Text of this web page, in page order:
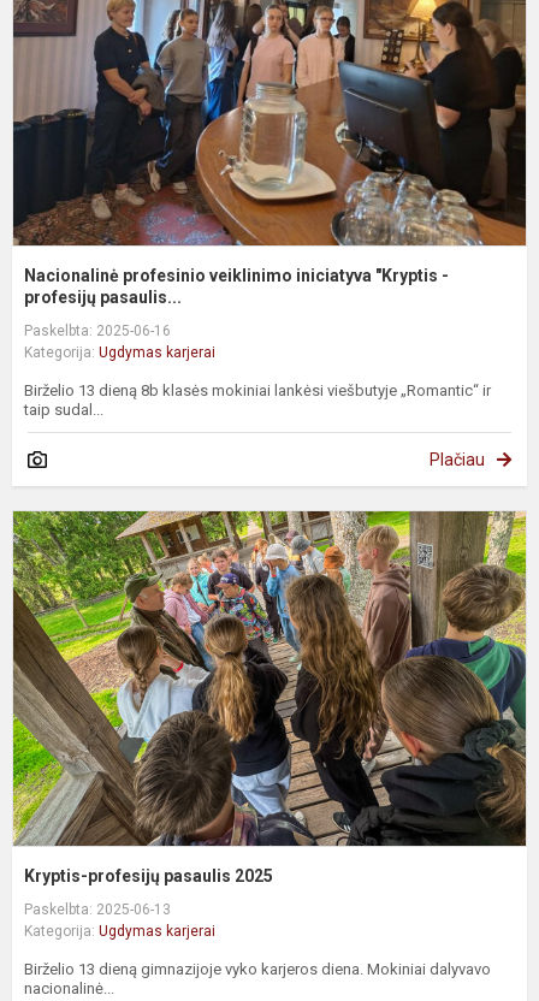
Nacionalinė profesinio veiklinimo iniciatyva "Kryptis -
profesijų pasaulis...
Paskelbta: 2025-06-16
Kategorija: Ugdymas karjerai
Birželio 13 dieną 8b klasės mokiniai lankėsi viešbutyje „Romantic“ ir
taip sudal...
Plačiau
Kryptis-profesijų pasaulis 2025
Paskelbta: 2025-06-13
Kategorija: Ugdymas karjerai
Birželio 13 dieną gimnazijoje vyko karjeros diena. Mokiniai dalyvavo
nacionalinė...